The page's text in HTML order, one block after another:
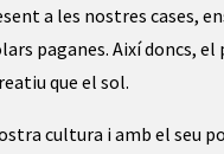
a les nostres cases,
paganes. Així doncs,
que el sol.
cultura i amb el seu